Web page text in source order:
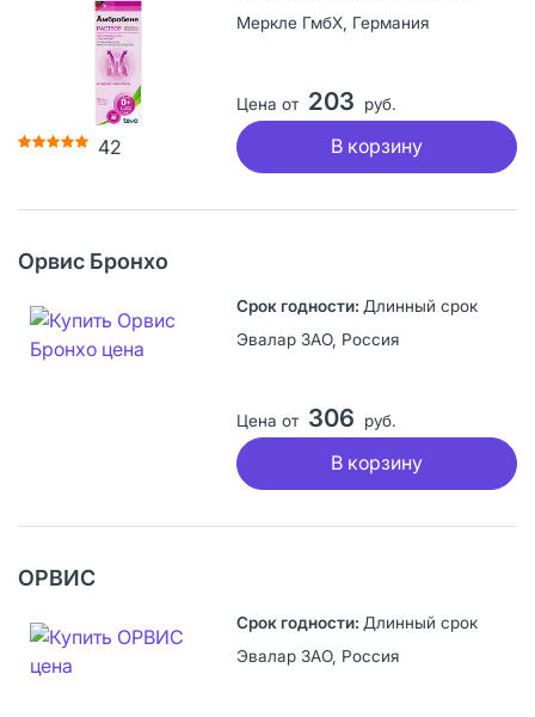
42
Меркле ГмбХ, Германия
Цена от 203 руб.
В корзину
Орвис Бронхо
Длинный срок
Эвалар ЗАО, Россия
Цена от 306 руб.
В корзину
ОРВИС
Длинный срок
Эвалар ЗАО, Россия